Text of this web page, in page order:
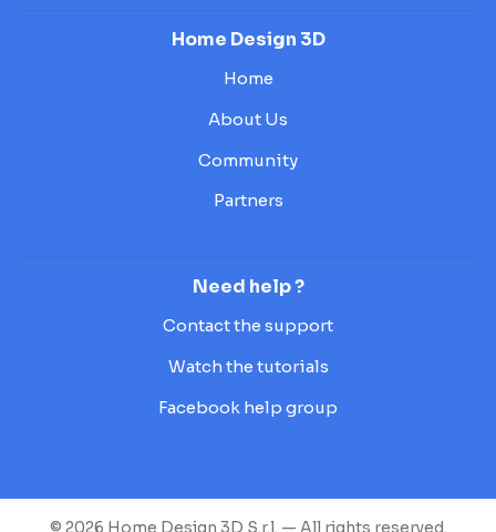
Home Design 3D
Home
About Us
Community
Partners
Need help ?
Contact the support
Watch the tutorials
Facebook help group
© 2026 Home Design 3D S.r.l. — All rights reserved.